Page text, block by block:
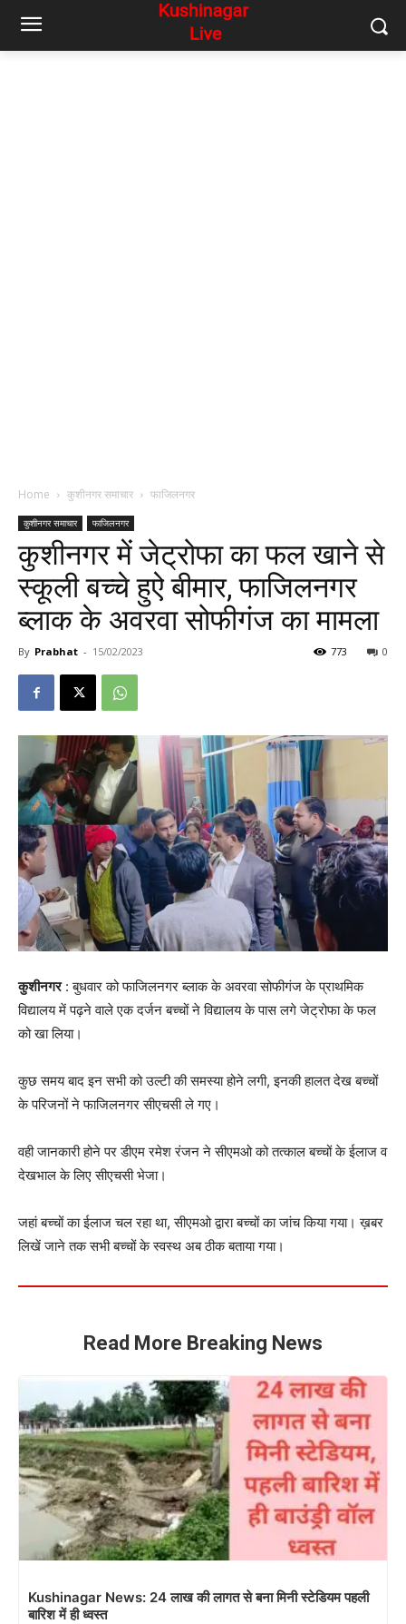
Home कुशीनगर समाचार फाजिलनगर
कुशीनगर समाचार फाजिलनगर
कुशीनगर में जेट्रोफा का फल खाने से
स्कूली बच्चे हुऐ बीमार, फाजिलनगर
ब्लाक के अवरवा सोफीगंज का मामला
By Prabhat - 15/02/2023 0
773
कुशीनगर: बुधवार को फाजिलनगर ब्लाक के अवरवा सोफीगंज के प्राथमिक
विद्यालय में पढ़ने वाले एक दर्जन बच्चों ने विद्यालय के पास लगे जेट्रोफा के फल
को खा लिया।
कुछ समय बाद इन सभी को उल्टी की समस्या होने लगी, इनकी हालत देख बच्चों
के परिजनों ने फाजिलनगर सीएचसी ले गए।
वही जानकारी होने पर डीएम रमेश रंजन ने सीएमओ को तत्काल बच्चों के ईलाज व
देखभाल के लिए सीएचसी भेजा।
जहां बच्चों का ईलाज चल रहा था, सीएमओ द्वारा बच्चों का जांच किया गया। ख़बर
लिखें जाने तक सभी बच्चों के स्वस्थ अब ठीक बताया गया।
Read More Breaking News
Kushinagar News: 24 लाख की लागत से बना मिनी स्टेडियम पहली
बारिश में ही ध्वस्त